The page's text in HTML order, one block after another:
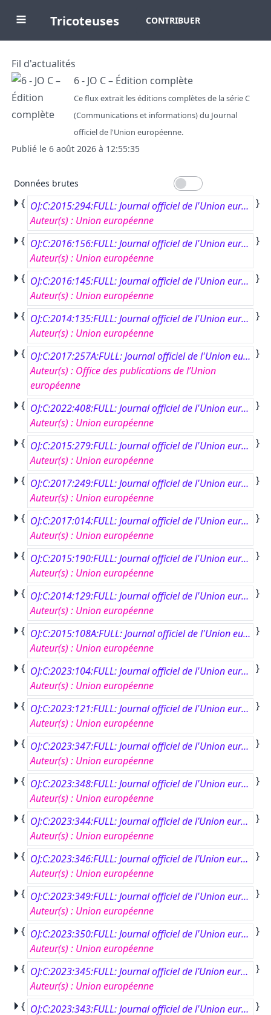
Tricoteuses CONTRIBUER
Fil d'actualités
6 - JO C – Édition complète
Ce flux extrait les éditions complètes de la série C
(Communications et informations) du Journal
officiel de l'Union européenne.
Publié le 6 août 2026 à 12:55:35
Données brutes
{
OJ:C:2015:294:FULL: Journal officiel de l'Union européenne, C 294, 7 septembre 2015
Auteur(s) : Union européenne
}
{
OJ:C:2016:156:FULL: Journal officiel de l'Union européenne, C 156, 2 mai 2016
Auteur(s) : Union européenne
}
{
OJ:C:2016:145:FULL: Journal officiel de l'Union européenne, C 145, 25 avril 2016
Auteur(s) : Union européenne
}
{
OJ:C:2014:135:FULL: Journal officiel de l'Union européenne, C 135, 5 mai 2014
Auteur(s) : Union européenne
}
{
OJ:C:2017:257A:FULL: Journal officiel de l'Union européenne, CA 257, 8 août 2015
Auteur(s) : Office des publications de l’Union
européenne
}
{
OJ:C:2022:408:FULL: Journal officiel de l'Union européenne, C 408, 24 octobre 2022
Auteur(s) : Union européenne
}
{
OJ:C:2015:279:FULL: Journal officiel de l'Union européenne, C 279, 24 août 2015
Auteur(s) : Union européenne
}
{
OJ:C:2017:249:FULL: Journal officiel de l'Union européenne, C 249, 31 juillet 2017
Auteur(s) : Union européenne
}
{
OJ:C:2017:014:FULL: Journal officiel de l'Union européenne, C 14, 16 janvier 2017
Auteur(s) : Union européenne
}
{
OJ:C:2015:190:FULL: Journal officiel de l'Union européenne, C 190, 8 juin 2015
Auteur(s) : Union européenne
}
{
OJ:C:2014:129:FULL: Journal officiel de l'Union européenne, C 129, 28 avril 2014
Auteur(s) : Union européenne
}
{
OJ:C:2015:108A:FULL: Journal officiel de l'Union européenne, CA 108, 31 mars 2015
Auteur(s) : Union européenne
}
{
OJ:C:2023:104:FULL: Journal officiel de l'Union européenne, C 104, 20 mars 2023
Auteur(s) : Union européenne
}
{
OJ:C:2023:121:FULL: Journal officiel de l'Union européenne, C 121, 3 avril 2023
Auteur(s) : Union européenne
}
{
OJ:C:2023:347:FULL: Journal officiel de l'Union européenne, C 347, 29 septembre 2023
Auteur(s) : Union européenne
}
{
OJ:C:2023:348:FULL: Journal officiel de l'Union européenne, C 348, 29 septembre 2023
Auteur(s) : Union européenne
}
{
OJ:C:2023:344:FULL: Journal officiel de l’Union européenne, C 344, 29 septembre 2023
Auteur(s) : Union européenne
}
{
OJ:C:2023:346:FULL: Journal officiel de l’Union européenne, C 346, 29 septembre 2023
Auteur(s) : Union européenne
}
{
OJ:C:2023:349:FULL: Journal officiel de l'Union européenne, C 349, 29 septembre 2023
Auteur(s) : Union européenne
}
{
OJ:C:2023:350:FULL: Journal officiel de l'Union européenne, C 350, 29 septembre 2023
Auteur(s) : Union européenne
}
{
OJ:C:2023:345:FULL: Journal officiel de l’Union européenne, C 345, 29 septembre 2023
Auteur(s) : Union européenne
}
{
OJ:C:2023:343:FULL: Journal officiel de l'Union européenne, C 343, 28 septembre 2023 }